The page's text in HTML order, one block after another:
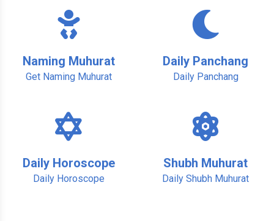
Naming Muhurat
Get Naming Muhurat
Daily Panchang
Daily Panchang
Daily Horoscope
Daily Horoscope
Shubh Muhurat
Daily Shubh Muhurat